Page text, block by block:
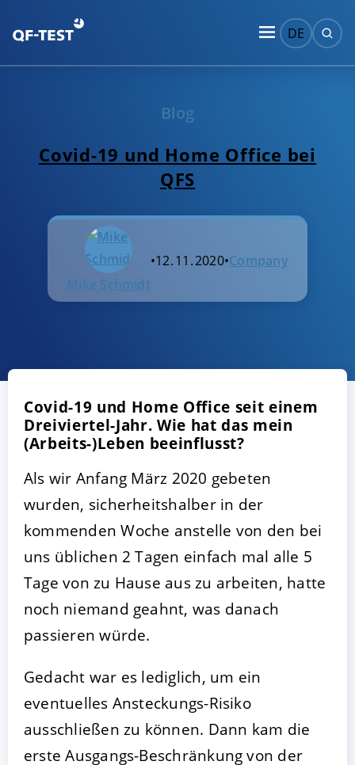
DE
Blog
Covid-19 und Home Office bei
QFS
Mike Schmidt
•12. 11. 2020•Company
Covid-19 und Home Office seit einem
Dreiviertel-Jahr. Wie hat das mein
(Arbeits-)Leben beeinflusst?
Als wir Anfang März 2020 gebeten
wurden, sicherheitshalber in der
kommenden Woche anstelle von den bei
uns üblichen 2 Tagen einfach mal alle 5
Tage von zu Hause aus zu arbeiten, hatte
noch niemand geahnt, was danach
passieren würde.
Gedacht war es lediglich, um ein
eventuelles Ansteckungs-Risiko
ausschließen zu können. Dann kam die
erste Ausgangs-Beschränkung von der
Impressum